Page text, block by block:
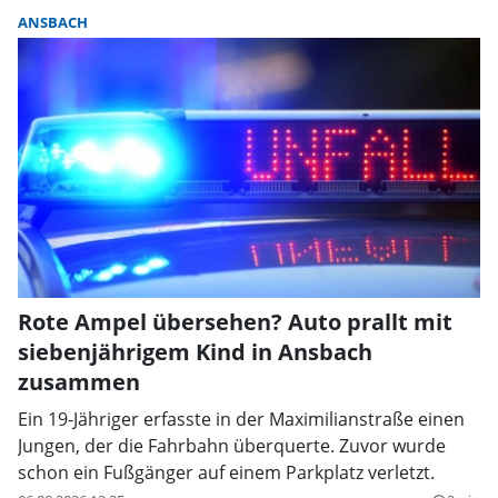
ANSBACH
Rote Ampel übersehen? Auto prallt mit
siebenjährigem Kind in Ansbach
zusammen
Ein 19-Jähriger erfasste in der Maximilianstraße einen
Jungen, der die Fahrbahn überquerte. Zuvor wurde
schon ein Fußgänger auf einem Parkplatz verletzt.